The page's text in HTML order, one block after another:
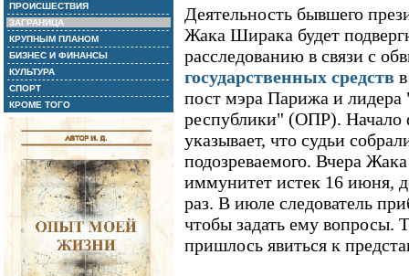
ПРОИСШЕСТВИЯ
ЗАГРАНИЦА
КРУПНЫМ ПЛАНОМ
БИЗНЕС И ФИНАНСЫ
КУЛЬТУРА
СПОРТ
КРОМЕ ТОГО
Деятельность бывшего
Жака Ширака будет
расследованию в связи с
государственных средств
пост мэра Парижа и
республики" (ОПР). Начало
указывает, что судьи
подозреваемого. Вчера
иммунитет истек 16 июня,
раз. В июле следователь
чтобы задать ему вопросы.
пришлось явиться к